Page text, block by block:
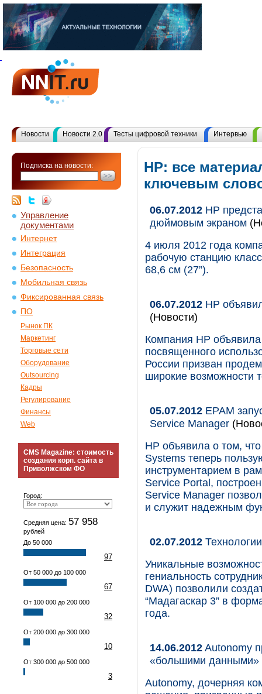
Новости Новости 2.0 Тесты цифровой техники Интервью
Подписка на новости:
Управление
документами
Интернет
Интеграция
Безопасность
Мобильная связь
Фиксированная связь
ПО
Рынок ПК
Маркетинг
Торговые сети
Оборудование
Outsourcing
Кадры
Регулирование
Финансы
Web
CMS Magazine: стоимость
создания корп. сайта в
Приволжском ФО
Город:
Средняя цена: 57 958
рублей
До 50 000
97
От 50 000 до 100 000
67
От 100 000 до 200 000
32
От 200 000 до 300 000
10
От 300 000 до 500 000
3
HP: все
ключевым
06.07.2012 HP
дюймовым экраном
4 июля 2012 года
рабочую станцию
68,6 см (27”).
06.07.2012 HP
(Новости)
Компания HP
посвященного
России призван
широкие возможности
05.07.2012 EPAM
Service Manager
НР объявила о том,
Systems теперь
инструментарием в
Service Portal,
Service Manager
и служит надежным
02.07.2012
Уникальные
гениальность
DWA) позволили
“Мадагаскар 3” в
года.
14.06.2012Autonomy
«большими данными»
Autonomy, дочерняя